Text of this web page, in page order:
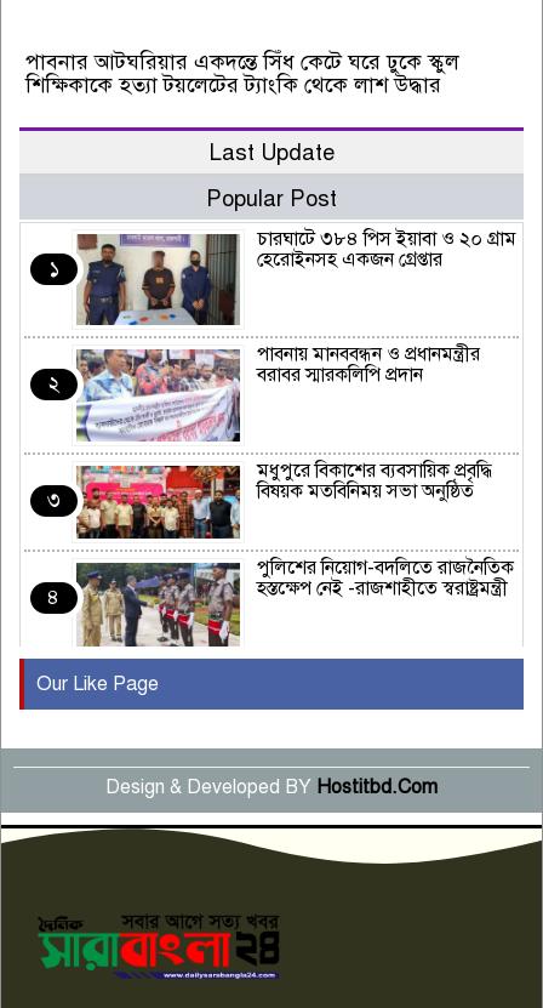
পাবনার আটঘরিয়ার একদন্তে সিঁধ কেটে ঘরে ঢুকে স্কুল
শিক্ষিকাকে হত্যা টয়লেটের ট্যাংকি থেকে লাশ উদ্ধার
Last Update
Popular Post
১
চারঘাটে ৩৮৪ পিস ইয়াবা ও ২০ গ্রাম
হেরোইনসহ একজন গ্রেপ্তার
২
পাবনায় মানববন্ধন ও প্রধানমন্ত্রীর
বরাবর স্মারকলিপি প্রদান
৩
মধুপুরে বিকাশের ব্যবসায়িক প্রবৃদ্ধি
বিষয়ক মতবিনিময় সভা অনুষ্ঠিত
৪
পুলিশের নিয়োগ-বদলিতে রাজনৈতিক
হস্তক্ষেপ নেই -রাজশাহীতে স্বরাষ্ট্রমন্ত্রী
৫
বছর পূর্তি উদযাপন
৬
সংবাদ সম্মেলনে অভিযোগ অস্বীকার
উদ্দেশ্য প্রণোদিত সংবাদ প্রকাশের
প্রতিবাদ নাজির হাসানের
৭
কেটে ঘরে ঢুকে স্কুল শিক্ষিকাকে হত্যা
টয়লেটের ট্যাংকি থেকে লাশ উদ্ধার
Our Like Page
Design & Developed BY Hostitbd.Com